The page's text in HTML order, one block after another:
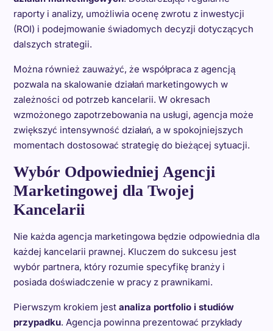
raporty i analizy, umożliwia ocenę zwrotu z inwestycji
(ROI) i podejmowanie świadomych decyzji dotyczących
dalszych strategii.
Można również zauważyć, że współpraca z agencją
pozwala na skalowanie działań marketingowych w
zależności od potrzeb kancelarii. W okresach
wzmożonego zapotrzebowania na usługi, agencja może
zwiększyć intensywność działań, a w spokojniejszych
momentach dostosować strategię do bieżącej sytuacji.
Wybór Odpowiedniej Agencji
Marketingowej dla Twojej
Kancelarii
Nie każda agencja marketingowa będzie odpowiednia dla
każdej kancelarii prawnej. Kluczem do sukcesu jest
wybór partnera, który rozumie specyfikę branży i
posiada doświadczenie w pracy z prawnikami.
Pierwszym krokiem jest analiza portfolio i studiów
przypadku. Agencja powinna prezentować przykłady